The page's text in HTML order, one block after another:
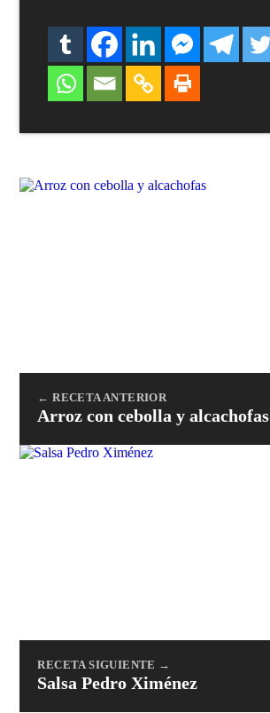
← RECETA ANTERIOR
Arroz con cebolla y alcachofas
RECETA SIGUIENTE →
Salsa Pedro Ximénez